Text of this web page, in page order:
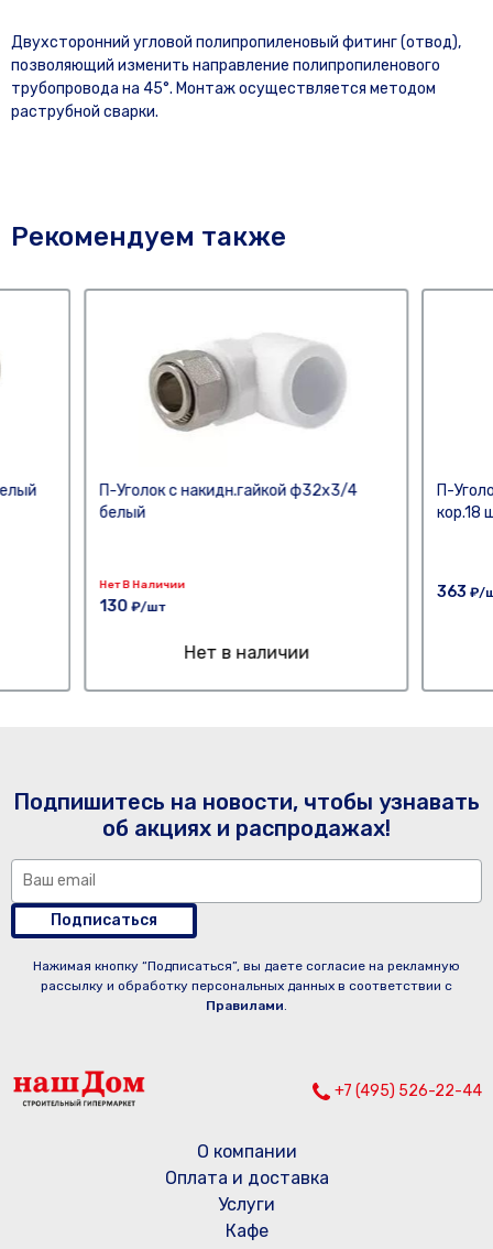
Двухсторонний угловой полипропиленовый фитинг (отвод),
позволяющий изменить направление полипропиленового
трубопровода на 45°. Монтаж осуществляется методом
раструбной сварки.
Рекомендуем также
П-Уголок с накидн.гайкой ф32х3/4
белый
Нет В Наличии
130 ₽/шт
Нет в наличии
П-
кор.18
363 ₽/
Подпишитесь на новости, чтобы узнавать
об акциях и распродажах!
Подписаться
Нажимая кнопку “Подписаться”, вы даете согласие на рекламную
рассылку и обработку персональных данных в соответствии с
Правилами.
+7 (495) 526-22-44
О компании
Оплата и доставка
Услуги
Кафе